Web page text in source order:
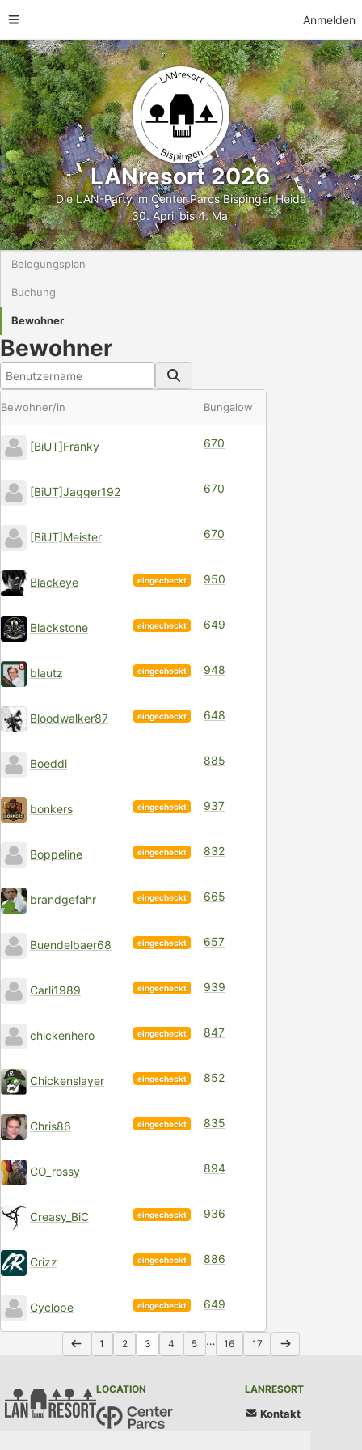
Anmelden
LANresort 2026
Die LAN-Party im Center Parcs Bispinger Heide
30. April bis 4. Mai
Belegungsplan
Buchung
Bewohner
Bewohner
Bewohner/in Bungalow
[BiUT]Franky 670
[BiUT]Jagger192 670
[BiUT]Meister 670
Blackeye eingecheckt 950
Blackstone eingecheckt 649
blautz eingecheckt 948
Bloodwalker87 eingecheckt 648
Boeddi 885
bonkers eingecheckt 937
Boppeline eingecheckt 832
brandgefahr eingecheckt 665
Buendelbaer68 eingecheckt 657
Carli1989 eingecheckt 939
chickenhero eingecheckt 847
Chickenslayer eingecheckt 852
Chris86 eingecheckt 835
CO_rossy 894
Creasy_BiC eingecheckt 936
Crizz eingecheckt 886
Cyclope eingecheckt 649
1 2 3 4 5 … 16 17
LOCATION LANRESORT
Kontakt
Impressum